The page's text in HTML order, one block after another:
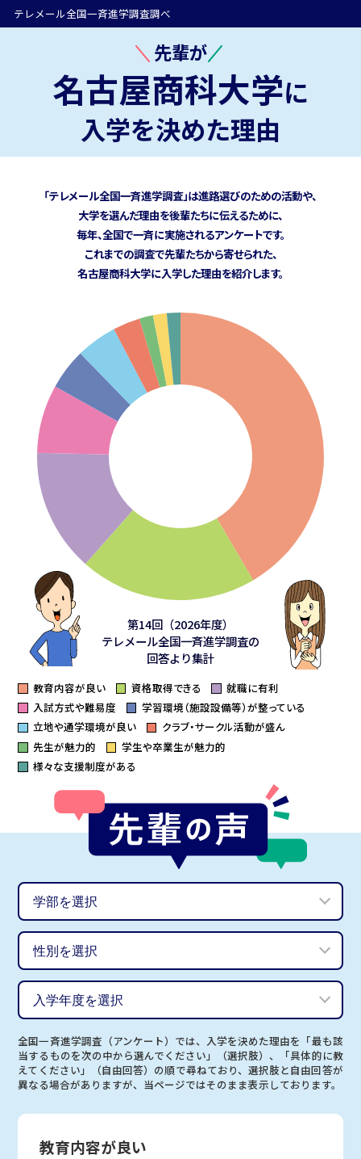
テレメール全国一斉進学調査調べ
先輩が
名古屋商科大学に
入学を決めた理由
「テレメール全国一斉進学調査」は進路選びのための活動や、
大学を選んだ理由を後輩たちに伝えるために、
毎年、全国で一斉に実施されるアンケートです。
これまでの調査で先輩たちから寄せられた、
名古屋商科大学に入学した理由を紹介します。
教育内容が良い 資格取得できる
就職に有利
入試方式や難易度
学習環境（施設設備等）が整っている
立地や通学環境が良い
クラブ・サークル活動が盛ん
先生が魅力的
学生や卒業生が魅力的
様々な支援制度がある
第14回（2026年度）
テレメール全国一斉進学調査の
回答より集計
全国一斉進学調査（アンケート）では、入学を決めた理由を「最も該
当するものを次の中から選んでください」（選択肢）、「具体的に教
えてください」（自由回答）の順で尋ねており、選択肢と自由回答が
異なる場合がありますが、当ページではそのまま表示しております。
教育内容が良い